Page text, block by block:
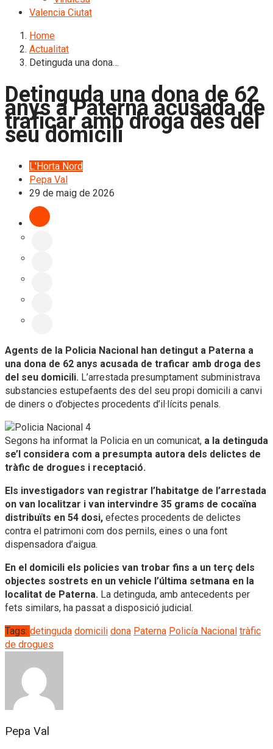
Valencia Ciutat
Home
Actualitat
Detinguda una dona…
Detinguda una dona de 62
anys a Paterna acusada de
traficar amb droga des del
seu domicili
L'Horta Nord
Pepa Val
29 de maig de 2026
Agents de la Policia Nacional han detingut a Paterna a
una dona de 62 anys acusada de traficar amb droga des
del seu domicili. L’arrestada presumptament subministrava
substancies estupefaents des del seu propi domicili a canvi
de diners o d’objectes procedents d’il·lícits penals.
Segons ha informat la Policia en un comunicat, a la detinguda
se’l considera com a presumpta autora dels delictes de
tràfic de drogues i receptació.
Els investigadors van registrar l’habitatge de l’arrestada
on van localitzar i van intervindre 35 grams de cocaïna
distribuïts en 54 dosi, efectes procedents de delictes
contra el patrimoni com dos pernils, eines o una font
dispensadora d’aigua.
En el domicili els policies van trobar fins a un terç dels
objectes sostrets en un vehicle l’última setmana en la
localitat de Paterna. La detinguda, amb antecedents per
fets similars, ha passat a disposició judicial.
Tags: detinguda domicili dona Paterna Policía Nacional tràfic
de drogues
Pepa Val